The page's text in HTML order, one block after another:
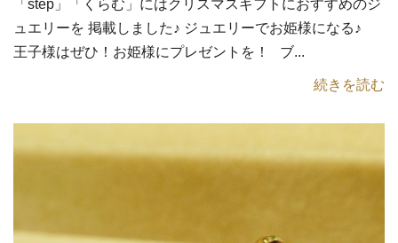
「step」「くらむ」にはクリスマスギフトにおすすめのジ
ュエリーを 掲載しました♪ ジュエリーでお姫様になる♪
王子様はぜひ！お姫様にプレゼントを！ ブ...
続きを読む